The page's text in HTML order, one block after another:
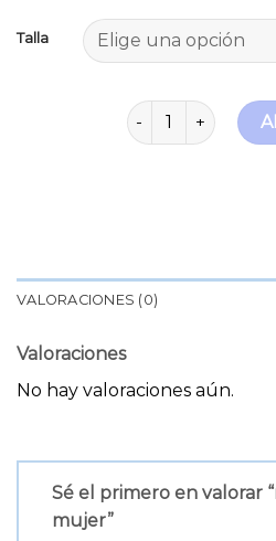
Talla
mango
VALORACIONES (0)
Valoraciones
No hay valoraciones aún.
Sé el primero en valorar
mujer”